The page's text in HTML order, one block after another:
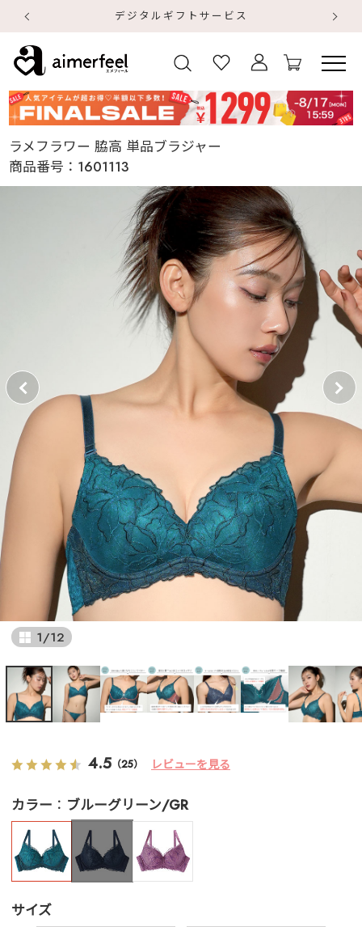
デジタルギフトサービス
ラメフラワー 脇高 単品ブラジャー
商品番号： 1601113
1/12
4.5 （25） レビューを見る
カラー ブルーグリーン/GR
サイズ